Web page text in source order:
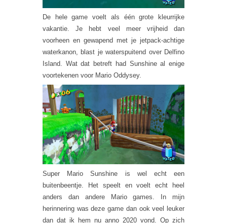
De hele game voelt als één grote kleurrijke
vakantie. Je hebt veel meer vrijheid dan
voorheen en gewapend met je jetpack-achtige
waterkanon, blast je waterspuitend over Delfino
Island. Wat dat betreft had Sunshine al enige
voortekenen voor Mario Oddysey.
Super Mario Sunshine is wel echt een
buitenbeentje. Het speelt en voelt echt heel
anders dan andere Mario games. In mijn
herinnering was deze game dan ook veel leuker
dan dat ik hem nu anno 2020 vond. Op zich